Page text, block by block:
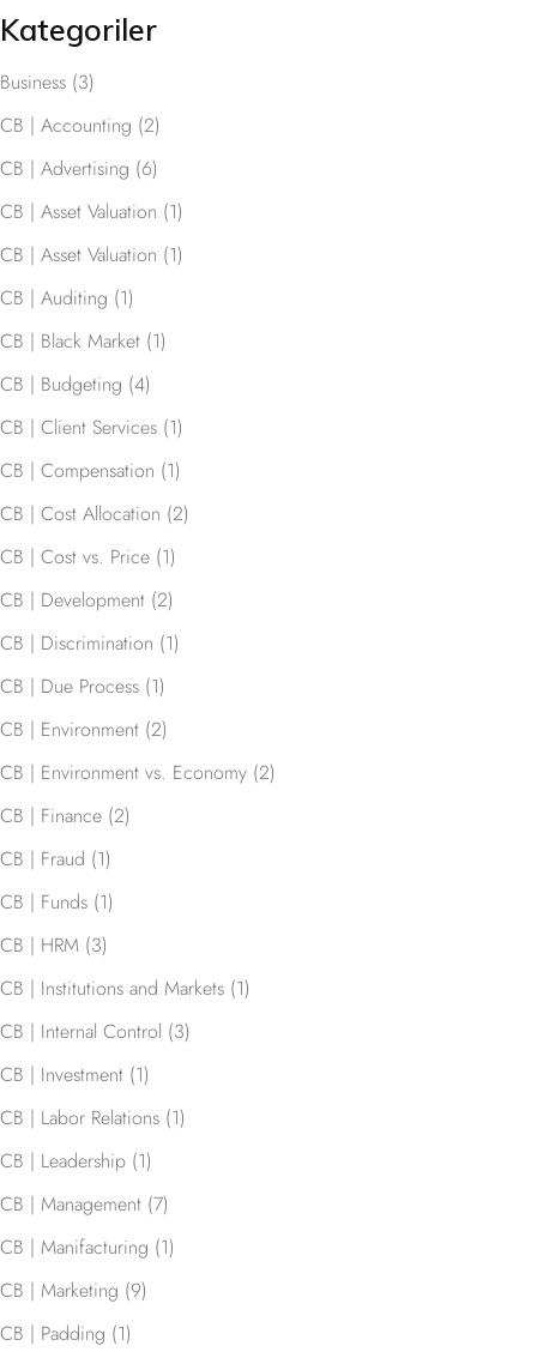
Kategoriler
Business (3)
CB | Accounting (2)
CB | Advertising (6)
CB | Asset Valuation (1)
CB | Asset Valuation (1)
CB | Auditing (1)
CB | Black Market (1)
CB | Budgeting (4)
CB | Client Services (1)
CB | Compensation (1)
CB | Cost Allocation (2)
CB | Cost vs. Price (1)
CB | Development (2)
CB | Discrimination (1)
CB | Due Process (1)
CB | Environment (2)
CB | Environment vs. Economy (2)
CB | Finance (2)
CB | Fraud (1)
CB | Funds (1)
CB | HRM (3)
CB | Institutions and Markets (1)
CB | Internal Control (3)
CB | Investment (1)
CB | Labor Relations (1)
CB | Leadership (1)
CB | Management (7)
CB | Manifacturing (1)
CB | Marketing (9)
CB | Padding (1)